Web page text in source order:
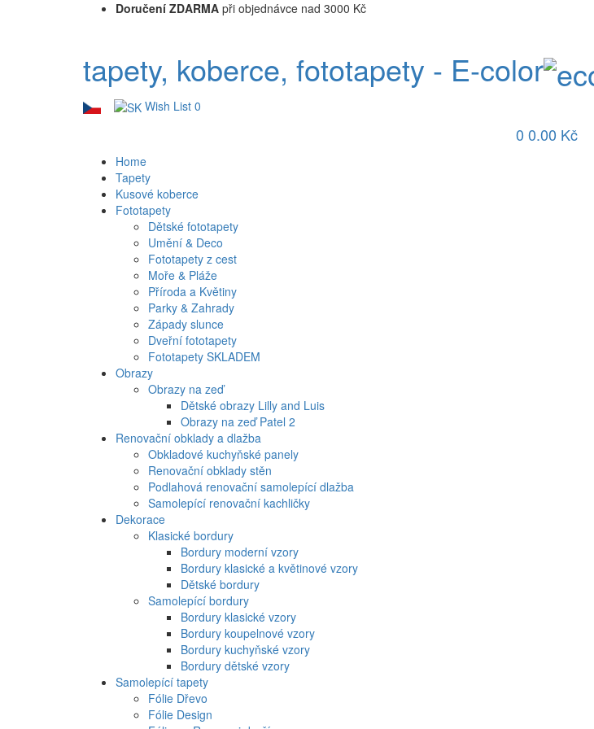
Doručení ZDARMA při objednávce nad 3000 Kč
tapety, koberce, fototapety - E-color
Wish List 0
0 0.00 Kč
Home
Tapety
Kusové koberce
Fototapety
Dětské fototapety
Umění & Deco
Fototapety z cest
Moře & Pláže
Příroda a Květiny
Parky & Zahrady
Západy slunce
Dveřní fototapety
Fototapety SKLADEM
Obrazy
Obrazy na zeď
Dětské obrazy Lilly and Luis
Obrazy na zeď Patel 2
Renovační obklady a dlažba
Obkladové kuchyňské panely
Renovační obklady stěn
Podlahová renovační samolepící dlažba
Samolepící renovační kachličky
Dekorace
Klasické bordury
Bordury moderní vzory
Bordury klasické a květinové vzory
Dětské bordury
Samolepící bordury
Bordury klasické vzory
Bordury koupelnové vzory
Bordury kuchyňské vzory
Bordury dětské vzory
Samolepící tapety
Fólie Dřevo
Fólie Design